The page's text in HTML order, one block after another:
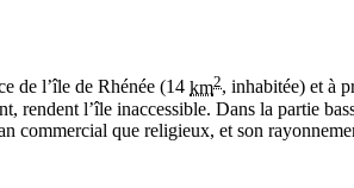
de l’île de Rhénée (14 km2, inhabitée) et à
rendent l’île inaccessible. Dans la partie
commercial que religieux, et son